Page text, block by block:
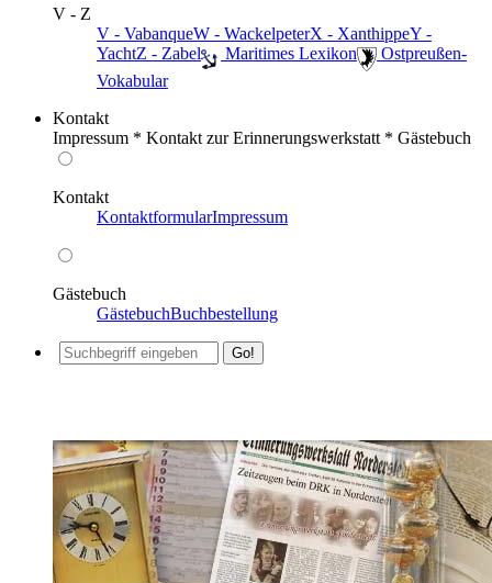
V - Z
V - VabanqueW - WackelpeterX - XanthippeY -
YachtZ - Zabel ️ Maritimes Lexikon
️ Ostpreußen-
Vokabular
Kontakt
Impressum * Kontakt zur Erinnerungswerkstatt * Gästebuch
Kontakt
KontaktformularImpressum
Gästebuch
GästebuchBuchbestellung